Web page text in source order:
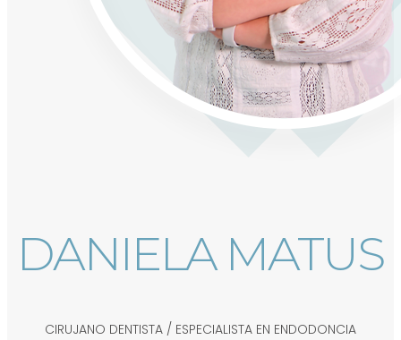
DANIELA MATUS
CIRUJANO DENTISTA / ESPECIALISTA EN ENDODONCIA